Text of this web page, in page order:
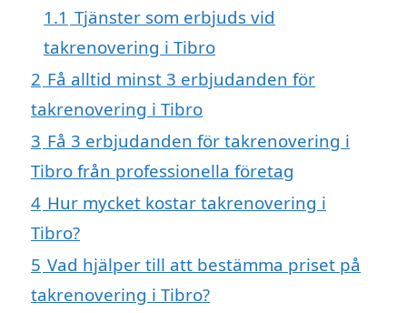
1.1 Tjänster som erbjuds vid
takrenovering i Tibro
2 Få alltid minst 3 erbjudanden för
takrenovering i Tibro
3 Få 3 erbjudanden för takrenovering i
Tibro från professionella företag
4 Hur mycket kostar takrenovering i
Tibro?
5 Vad hjälper till att bestämma priset på
takrenovering i Tibro?